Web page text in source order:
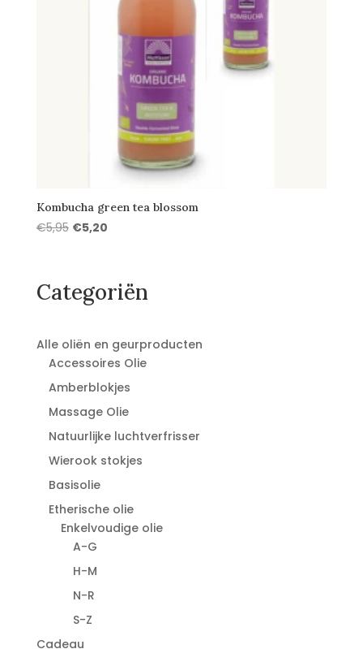
Kombucha green tea blossom
€5,95 Oorspronkelijke
€5,20Huidige
€5,20.
Categoriën
Alle oliën en geurproducten
Accessoires Olie
Amberblokjes
Massage Olie
Natuurlijke luchtverfrisser
Wierook stokjes
Basisolie
Etherische olie
Enkelvoudige olie
A-G
H-M
N-R
S-Z
Cadeau